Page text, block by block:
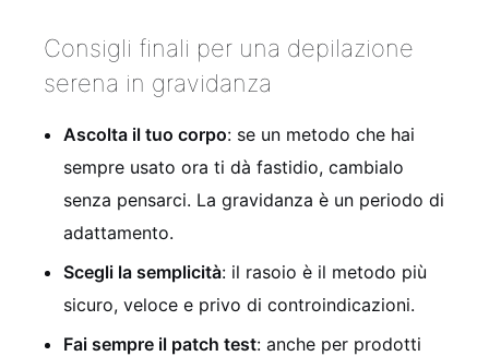
Consigli finali per una depilazione
serena in gravidanza
Ascolta il tuo corpo: se un metodo che hai
sempre usato ora ti dà fastidio, cambialo
senza pensarci. La gravidanza è un periodo di
adattamento.
Scegli la semplicità: il rasoio è il metodo più
sicuro, veloce e privo di controindicazioni.
Fai sempre il patch test: anche per prodotti